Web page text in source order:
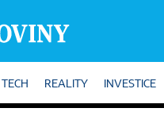
TECH REALITY INVESTICE